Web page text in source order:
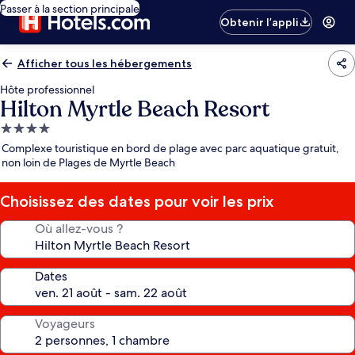
Passer à la section principale
Obtenir l’appli
Afficher tous les hébergements
Hôte professionnel
Hilton Myrtle Beach Resort
Hébergement
4.0 étoiles
Complexe touristique en bord de plage avec parc aquatique gratuit,
non loin de Plages de Myrtle Beach
Choisissez des dates pour voir les prix
Où allez-vous ?
Dates
Voyageurs